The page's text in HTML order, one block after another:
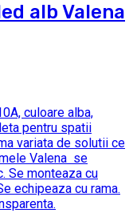
alb Valena
culoare alba,
pentru spatii
variata de solutii ce
Valena se
Se monteaza cu
echipeaza cu rama.